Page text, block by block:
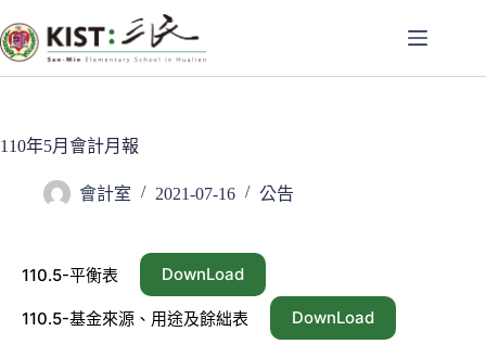
至
主
容
110年5月會計月報
會計室 2021-07-16 公告
110.5-平衡表 DownLoad
110.5-基金來源、用途及餘絀表 DownLoad